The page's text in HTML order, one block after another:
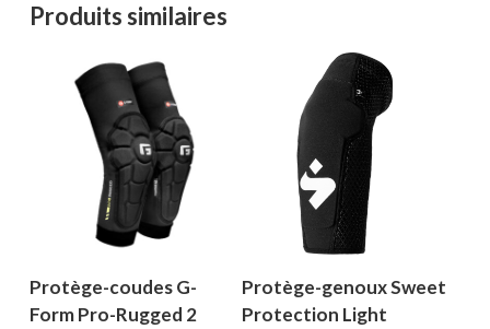
MAGASINER EN LIGNE
Produits similaires
Protège-coudes G-
Form Pro-Rugged 2
Protège-genoux Sweet
Protection Light